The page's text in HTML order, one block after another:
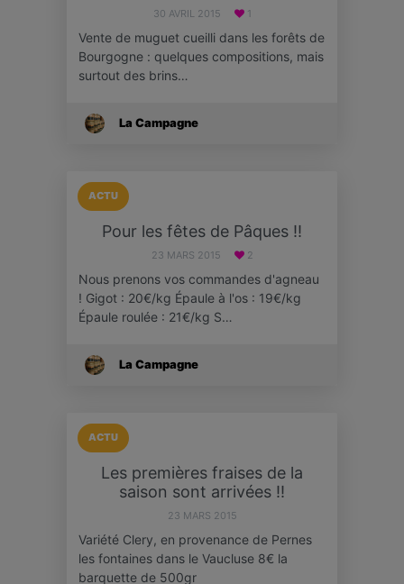
30 AVRIL 2015 1
Vente de muguet cueilli dans les forêts de
Bourgogne : quelques compositions, mais
surtout des brins…
La Campagne
ACTU
Pour les fêtes de Pâques !!
23 MARS 2015 2
Nous prenons vos commandes d'agneau
! Gigot : 20€/kg Épaule à l'os : 19€/kg
Épaule roulée : 21€/kg S…
La Campagne
ACTU
Les premières fraises de la
saison sont arrivées !!
23 MARS 2015
Variété Clery, en provenance de Pernes
les fontaines dans le Vaucluse 8€ la
barquette de 500gr